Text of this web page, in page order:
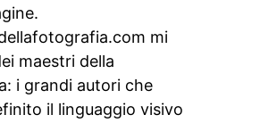
mi
maestri della
i grandi autori che
il linguaggio visivo